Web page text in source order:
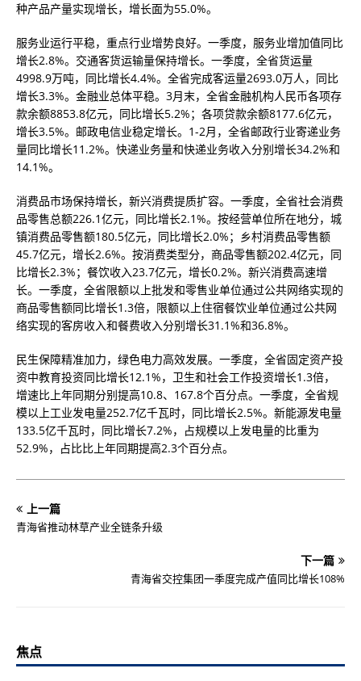
种产品产量实现增长，增长面为55.0%。
服务业运行平稳，重点行业增势良好。一季度，服务业增加值同比
增长2.8%。交通客货运输量保持增长。一季度，全省货运量
4998.9万吨，同比增长4.4%。全省完成客运量2693.0万人，同比
增长3.3%。金融业总体平稳。3月末，全省金融机构人民币各项存
款余额8853.8亿元，同比增长5.2%；各项贷款余额8177.6亿元，
增长3.5%。邮政电信业稳定增长。1-2月，全省邮政行业寄递业务
量同比增长11.2%。快递业务量和快递业务收入分别增长34.2%和
14.1%。
消费品市场保持增长，新兴消费提质扩容。一季度，全省社会消费
品零售总额226.1亿元，同比增长2.1%。按经营单位所在地分，城
镇消费品零售额180.5亿元，同比增长2.0%；乡村消费品零售额
45.7亿元，增长2.6%。按消费类型分，商品零售额202.4亿元，同
比增长2.3%；餐饮收入23.7亿元，增长0.2%。新兴消费高速增
长。一季度，全省限额以上批发和零售业单位通过公共网络实现的
商品零售额同比增长1.3倍，限额以上住宿餐饮业单位通过公共网
络实现的客房收入和餐费收入分别增长31.1%和36.8%。
民生保障精准加力，绿色电力高效发展。一季度，全省固定资产投
资中教育投资同比增长12.1%，卫生和社会工作投资增长1.3倍，
增速比上年同期分别提高10.8、167.8个百分点。一季度，全省规
模以上工业发电量252.7亿千瓦时，同比增长2.5%。新能源发电量
133.5亿千瓦时，同比增长7.2%，占规模以上发电量的比重为
52.9%，占比比上年同期提高2.3个百分点。
上一篇
青海省推动林草产业全链条升级
下一篇
青海省交控集团一季度完成产值同比增长108%
焦点